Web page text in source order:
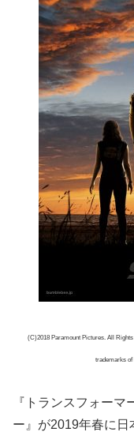
(C)2018 Paramount Pictures. All
trademarks of
『トランスフォー
ー』が2019年春に日